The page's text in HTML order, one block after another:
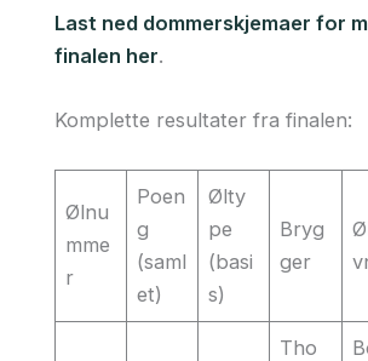
Last ned dommerskjemaer for
finalen her.
Komplette resultater fra finalen:
Ølnu
mme
r
Poen
g
(saml
et)
Ølty
pe
(basi
s)
Bryg
ger
Tho